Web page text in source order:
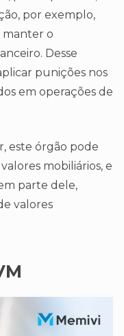
por exemplo,
manter o
Desse
punições nos
em operações de
este órgão pode
mobiliários, e
parte dele,
valores